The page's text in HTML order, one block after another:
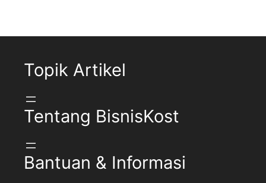
Topik Artikel
Tentang BisnisKost
Bantuan & Informasi